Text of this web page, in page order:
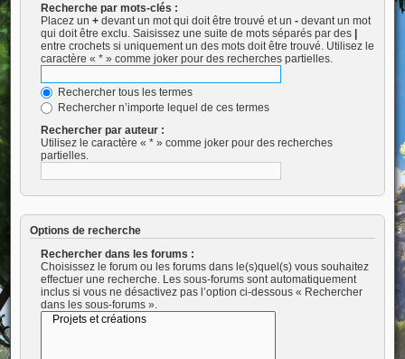
Recherche par mots-clés :
Placez un +devant un mot qui doit être trouvé et un -devant un mot
qui doit être exclu. Saisissez une suite de mots séparés par des |
entre crochets si uniquement un des mots doit être trouvé. Utilisez le
caractère « * » comme joker pour des recherches partielles.
Rechercher tous les termes
Rechercher n’importe lequel de ces termes
Rechercher par auteur :
Utilisez le caractère « * » comme joker pour des recherches
partielles.
Options de recherche
Rechercher dans les forums :
Choisissez le forum ou les forums dans le(s)quel(s) vous souhaitez
effectuer une recherche. Les sous-forums sont automatiquement
inclus si vous ne désactivez pas l’option ci-dessous « Rechercher
dans les sous-forums ».